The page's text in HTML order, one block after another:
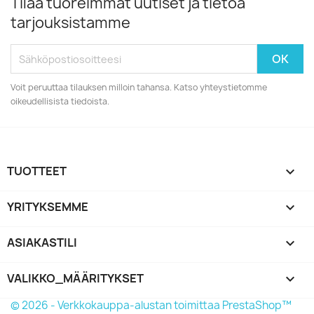
tarjouksistamme
Voit peruuttaa tilauksen milloin tahansa. Katso yhteystietomme
oikeudellisista tiedoista.
TUOTTEET 
YRITYKSEMME 
ASIAKASTILI 
VALIKKO_MÄÄRITYKSET keyboard_arrow_down
© 2026 - Verkkokauppa-alustan toimittaa PrestaShop™